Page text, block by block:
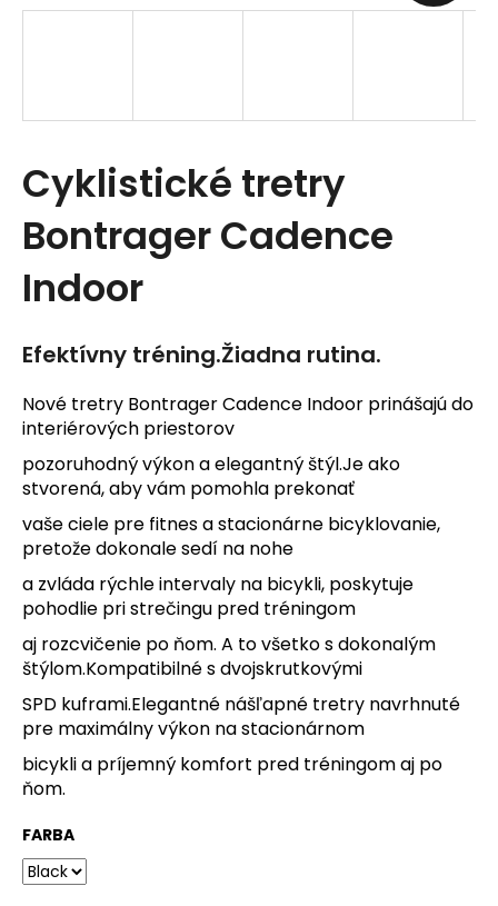
Cyklistické tretry
Bontrager Cadence
Indoor
Efektívny tréning.Žiadna rutina.
Nové tretry Bontrager Cadence Indoor prinášajú do
interiérových priestorov
pozoruhodný výkon a elegantný štýl.Je ako
stvorená, aby vám pomohla prekonať
vaše ciele pre fitnes a stacionárne bicyklovanie,
pretože dokonale sedí na nohe
a zvláda rýchle intervaly na bicykli, poskytuje
pohodlie pri strečingu pred tréningom
aj rozcvičenie po ňom. A to všetko s dokonalým
štýlom.Kompatibilné s dvojskrutkovými
SPD kuframi.Elegantné nášľapné tretry navrhnuté
pre maximálny výkon na stacionárnom
bicykli a príjemný komfort pred tréningom aj po
ňom.
FARBA
j
s
ť
?
HĽADAŤ
O
d
p
o
r
č
a
m
CYKLISTICKÉ